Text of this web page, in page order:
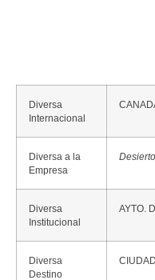
Diversa
Internacional
Diversa a la
Empresa
Desierto
Diversa
Institucional
AYTO.
Diversa
Destino